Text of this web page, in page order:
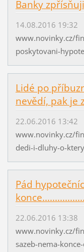
Banky
14.08.2016 19:32
www.novinky.cz/
poskytovani-
Lidé po
nevědí, pak je
22.06.2016 13:42
www.novinky.cz/
dedi-i-dluhy-o-
Pád
konce.................
22.06.2016 13:38
www.novinky.cz/
sazeb-nema-